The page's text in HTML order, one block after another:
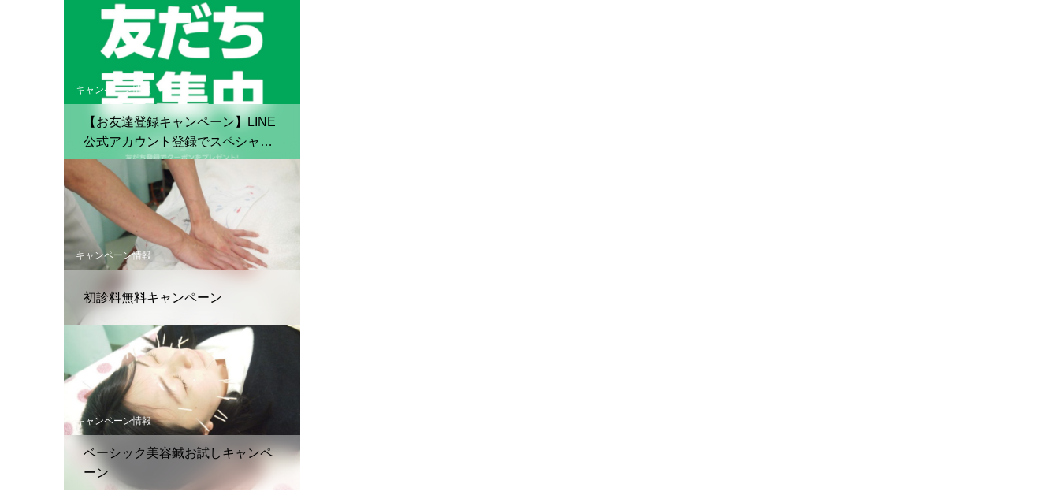
キャンペーン情報
【お友達登録キャンペーン】LINE
公式アカウント登録でスペシャル
クーポン配布中！
キャンペーン情報
初診料無料キャンペーン
キャンペーン情報
ベーシック美容鍼お試しキャンペ
ーン